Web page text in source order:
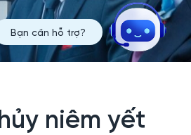
niêm yết
Bạn cần hỗ trợ?